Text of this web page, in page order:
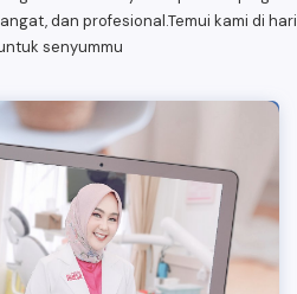
dan profesional.Temui kami di hari
senyummu